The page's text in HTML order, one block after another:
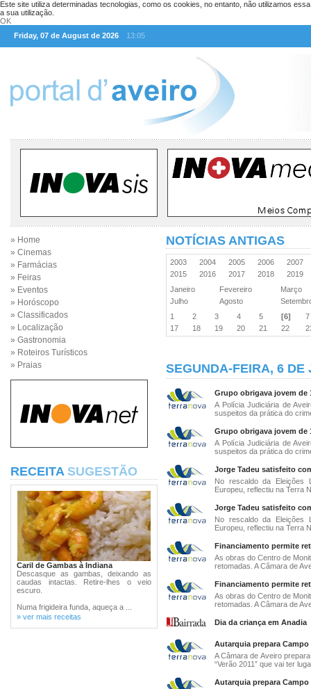
Este site utiliza determinadas tecnologias, como os cookies, no entanto, não utilizamos
a sua utilização.
OK
Friday, 07 de August de 2026
13:05
» Home
» Cinemas
» Farmácias
» Feiras
» Eventos
» Horóscopo
» Classificados
» Localização
» Gastronomia
» Roteiros Turísticos
» Praias
RECEITA SUGESTÃO
Caril de Gambas à Indiana
Descasque as gambas, deixando as
caudas intactas. Retire-lhes o veio
escuro.
Numa frigideira funda, aqueça a ...
» ver mais receitas
NOTÍCIAS ANTIGAS
2003 2004 2005 2006
2007
2015
2016 2017 2018
2019
Janeiro
Fevereiro
Março
Julho
Agosto
1
2 3 4 5 [6]
17
18 19 20 21 22
SEGUNDA-FEIRA, 6 DE
Grupo obrigava jovem de
A Polícia Judiciária de
suspeitos da prática do
Grupo obrigava jovem de
A Polícia Judiciária de
suspeitos da prática do
Jorge Tadeu satisfeito
No rescaldo da Eleições
Europeu, reflectiu na Terra
Jorge Tadeu satisfeito
No rescaldo da Eleições
Europeu, reflectiu na Terra
Financiamento permite
As obras do Centro de
retomadas. A Câmara de
Financiamento permite
As obras do Centro de
retomadas. A Câmara de
Dia da criança em Anadia
Autarquia prepara Campo
A Câmara de Aveiro
“Verão 2011” que vai ter
Autarquia prepara Campo